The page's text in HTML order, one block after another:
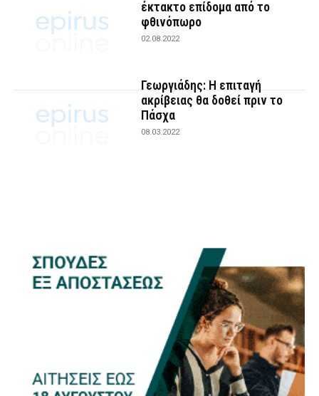
έκτακτο επίδομα από το
φθινόπωρο
02.08.2022
Γεωργιάδης: Η επιταγή
ακρίβειας θα δοθεί πριν το
Πάσχα
08.03.2022